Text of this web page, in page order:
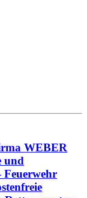
WEBER
und